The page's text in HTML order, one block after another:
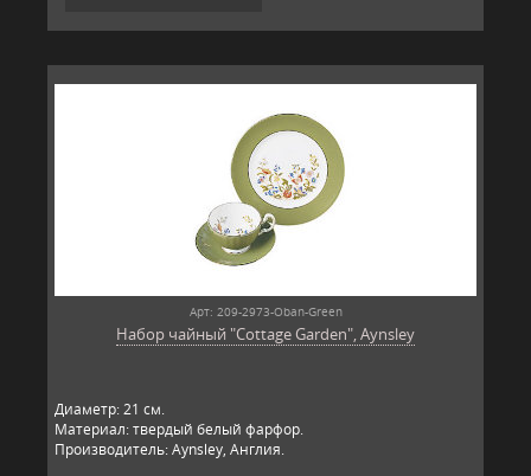
Арт: 209-2973-Oban-Green
Набор чайный "Cottage Garden", Aynsley
Диаметр: 21 см.
Материал: твердый белый фарфор.
Производитель: Aynsley, Англия.